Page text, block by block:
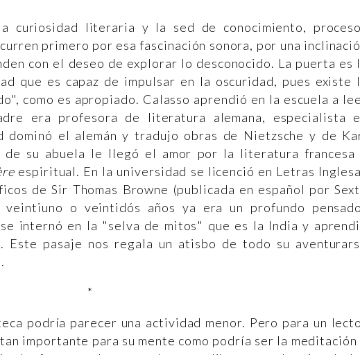
curiosidad literaria y la sed de conocimiento,
primero por esa fascinación sonora, por una
con el deseo de explorar lo desconocido. La puerta es
que es capaz de impulsar en la oscuridad, pues existe
como es apropiado. Calasso aprendió en la escuela a
era profesora de literatura alemana, especialista
dominó el alemán y tradujo obras de Nietzsche y de
de su abuela le llegó el amor por la literatura francesa
espiritual. En la universidad se licenció en Letras
de Sir Thomas Browne (publicada en español por
veintiuno o veintidós años ya era un profundo
internó en la "selva de mitos" que es la India y
Este pasaje nos regala un atisbo de todo su
*
podría parecer una actividad menor. Pero para un
importante para su mente como podría ser la meditación